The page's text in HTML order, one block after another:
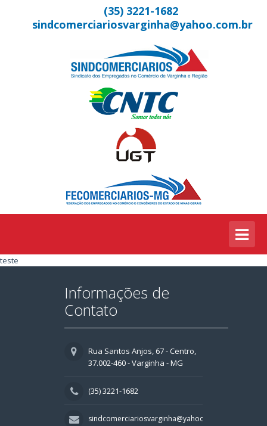
(35) 3221-1682
sindcomerciariosvarginha@yahoo.com.br
teste
Informações de
Contato
Rua Santos Anjos, 67 - Centro,
37.002-460 - Varginha - MG
(35) 3221-1682
sindcomerciariosvarginha@yahoo.com.br